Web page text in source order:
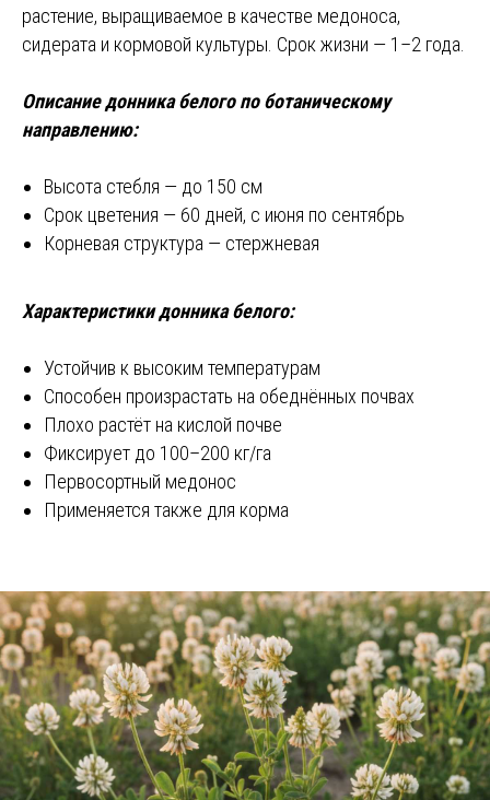
растение, выращиваемое в качестве медоноса,
сидерата и кормовой культуры. Срок жизни — 1–2 года.
Описание донника белого по ботаническому
направлению:
Высота стебля — до 150 см
Срок цветения — 60 дней, с июня по сентябрь
Корневая структура — стержневая
Характеристики донника белого:
Устойчив к высоким температурам
Способен произрастать на обеднённых почвах
Плохо растёт на кислой почве
Фиксирует до 100–200 кг/га
Первосортный медонос
Применяется также для корма